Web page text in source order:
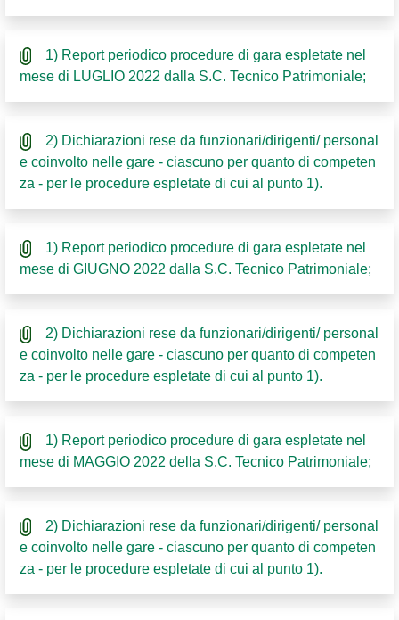
1) Report periodico procedure di gara espletate nel
mese di LUGLIO 2022 dalla S.C. Tecnico Patrimoniale;
2) Dichiarazioni rese da funzionari/dirigenti/ personal
e coinvolto nelle gare - ciascuno per quanto di competen
za - per le procedure espletate di cui al punto 1).
1) Report periodico procedure di gara espletate nel
mese di GIUGNO 2022 dalla S.C. Tecnico Patrimoniale;
2) Dichiarazioni rese da funzionari/dirigenti/ personal
e coinvolto nelle gare - ciascuno per quanto di competen
za - per le procedure espletate di cui al punto 1).
1) Report periodico procedure di gara espletate nel
mese di MAGGIO 2022 della S.C. Tecnico Patrimoniale;
2) Dichiarazioni rese da funzionari/dirigenti/ personal
e coinvolto nelle gare - ciascuno per quanto di competen
za - per le procedure espletate di cui al punto 1).